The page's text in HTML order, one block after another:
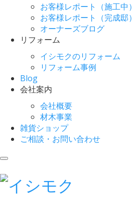
お客様レポート（施工中）
お客様レポート（完成邸）
オーナーズブログ
リフォーム
イシモクのリフォーム
リフォーム事例
Blog
会社案内
会社概要
材木事業
雑貨ショップ
ご相談・お問い合わせ